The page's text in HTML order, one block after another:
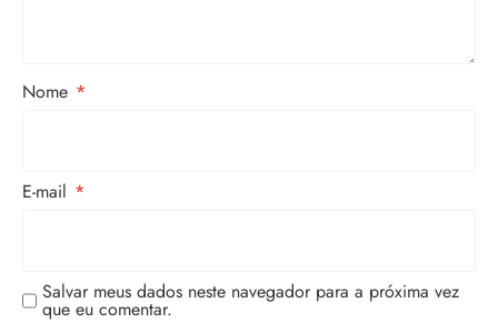
Nome *
E-mail *
Salvar meus dados neste navegador para a próxima vez
que eu comentar.